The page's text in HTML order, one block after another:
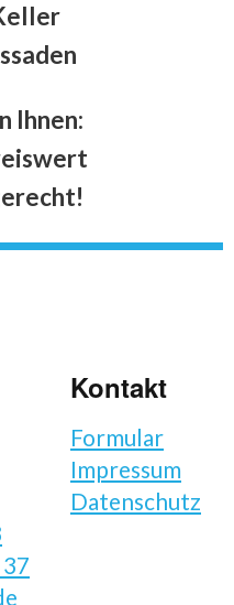
Ihnen:
Kontakt
Formular
Impressum
Datenschutz